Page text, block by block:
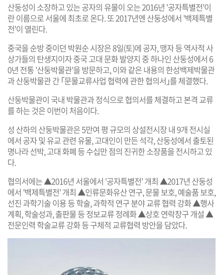
산둥성이 소장하고 있는 공자의 유물이 오는 2016년 '공자특별전'이
란 이름으로 서울에 최초로 온다. 또 2017년엔 산둥성에서 '백제특별
전'이 열린다.
중국을 순방 중이던 박원순 시장은 8일(토)에 공자, 맹자 등 역사적 사
상가들의 탄생지이자 중국 고대 문화 발양지 중 하나인 산둥성에서 6
0년 전통 '산둥박물관'을 방문하고, 이와 같은 내용의 한성백제박물관
과 산둥박물관 간 ｢문물교류사업 협력에 관한 협의서｣를 체결했다.
산둥박물관이 국내 박물관과 정식으로 협의서를 체결하고 본격 교류
를 하는 것은 이번이 처음이다.
성 산하의 산둥박물관은 5만여 평 규모의 상설전시장 내 9개 전시실
에서 공자 및 유교 관련 유물, 고대인이 만든 석각, 산둥성에서 출토된
명나라 선박, 고대 화폐 등 수십만 점의 진귀한 소장품을 전시하고 있
다.
협의서에는 ▲2016년 서울에서 '공자특별전' 개최 ▲2017년 산둥성
에서 '백제특별전' 개최 ▲인류문화유산 연구, 문물 보호, 예술품 보호,
선진 과학기술 이용 등 학술, 과학적 연구 분야 교류 협력 강화 ▲행사
계획, 학술성과, 출판물 등 정보교류 정례화 ▲상호 연락창구 개설 ▲
전문인력 학술교류 강화 등 구체적 교류협력 방안을 담았다.